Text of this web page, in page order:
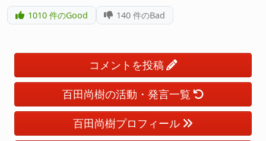
1010件のGood 140 件のBad
コメントを投稿
百田尚樹の活動・発言一覧
百田尚樹プロフィール